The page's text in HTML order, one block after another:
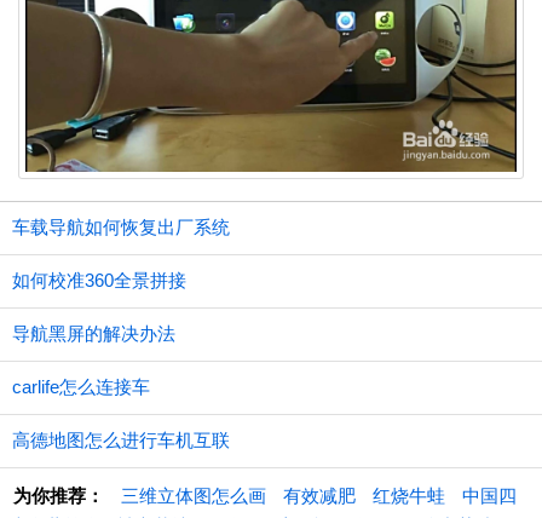
车载导航如何恢复出厂系统
如何校准360全景拼接
导航黑屏的解决办法
carlife怎么连接车
高德地图怎么进行车机互联
为你推荐： 三维立体图怎么画 有效减肥 红烧牛蛙
中国四